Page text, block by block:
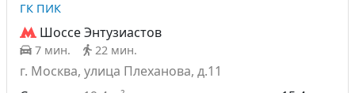
ГК ПИК
Шоссе Энтузиастов
7 мин. 22 мин.
г. Москва, улица Плеханова, д.11